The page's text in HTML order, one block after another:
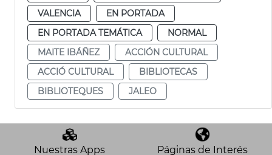
VALENCIA
EN PORTADA
EN PORTADA TEMÁTICA
NORMAL
MAITE IBÁÑEZ
ACCIÓN CULTURAL
ACCIÓ CULTURAL
BIBLIOTECAS
BIBLIOTEQUES
JALEO
Nuestras Apps Páginas de Interés